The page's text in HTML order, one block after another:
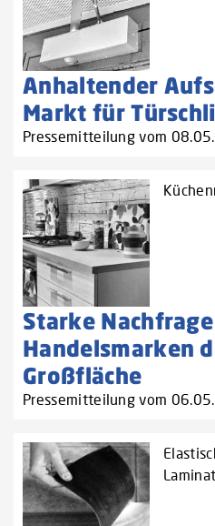
Anhaltender
Markt für
Pressemitteilung vom
Starke
Handelsmarken
Großfläche
Pressemitteilung vom